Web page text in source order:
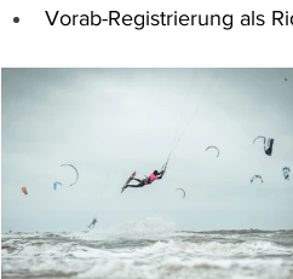
Vorab-Registrierung als